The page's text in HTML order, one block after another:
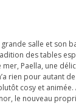
salle et son
des tables
mer, Paella, une
rien pour autant
cosy et
le nouveau